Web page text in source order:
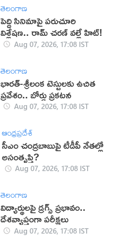
తెలంగాణ
పెద్ది సినిమాపై పరుచూరి
విశ్లేషణ.. రామ్ చరణ్ వల్లే హిట్!
Aug 07, 2026, 17:08 IST
తెలంగాణ
భారత్-శ్రీలంక టెస్టులకు ఉచిత
ప్రవేశం.. బోర్డు ప్రకటన
Aug 07, 2026, 17:08 IST
ఆంధ్రప్రదేశ్
సీఎం చంద్రబాబుపై టీడీపీ నేతల్లో
అసంతృప్తి?
Aug 07, 2026, 17:08 IST
తెలంగాణ
విద్యార్థులపై డ్రగ్స్ ప్రభావం..
దేశవ్యాప్తంగా పరీక్షలు
Aug 07, 2026, 17:08 IST